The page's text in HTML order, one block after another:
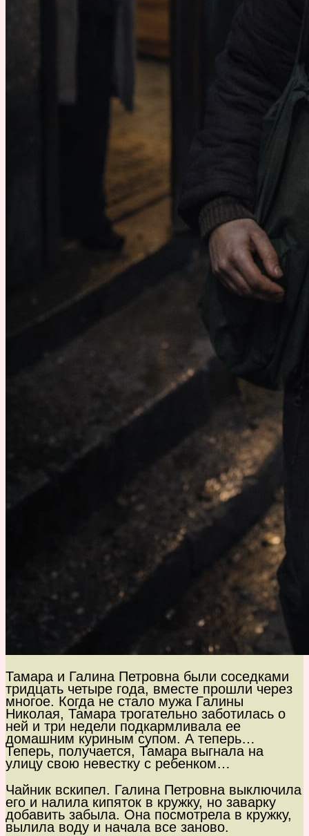
Тамара и Галина Петровна были соседками
тридцать четыре года, вместе прошли через
многое. Когда не стало мужа Галины
Николая, Тамара трогательно заботилась о
ней и три недели подкармливала ее
домашним куриным супом. А теперь…
Теперь, получается, Тамара выгнала на
улицу свою невестку с ребенком…
Чайник вскипел. Галина Петровна выключила
его и налила кипяток в кружку, но заварку
добавить забыла. Она посмотрела в кружку,
вылила воду и начала все заново.